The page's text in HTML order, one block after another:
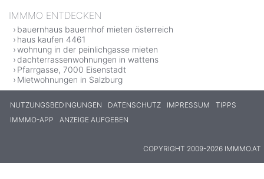
IMMMO ENTDECKEN
bauernhaus bauernhof mieten österreich
haus kaufen 4461
wohnung in der peinlichgasse mieten
dachterrassenwohnungen in wattens
Pfarrgasse, 7000 Eisenstadt
Mietwohnungen in Salzburg
NUTZUNGSBEDINGUNGEN DATENSCHUTZ IMPRESSUM
TIPPS
IMMMO-APP
ANZEIGE AUFGEBEN
COPYRIGHT 2009-2026 IMMMO.AT